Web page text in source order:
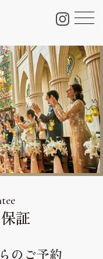
証
のご予約